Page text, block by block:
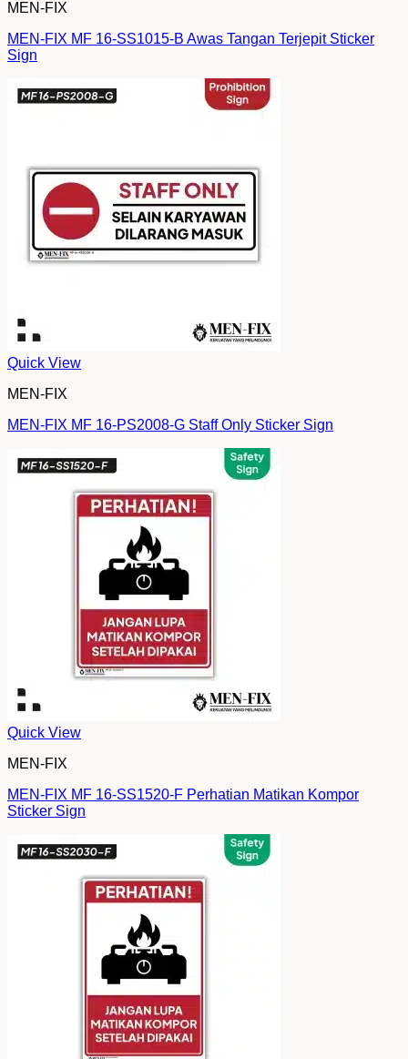
MEN-FIX
MEN-FIX MF 16-SS1015-B Awas Tangan Terjepit Sticker
Sign
Quick View
MEN-FIX
MEN-FIX MF 16-PS2008-G Staff Only Sticker Sign
Quick View
MEN-FIX
MEN-FIX MF 16-SS1520-F Perhatian Matikan Kompor
Sticker Sign